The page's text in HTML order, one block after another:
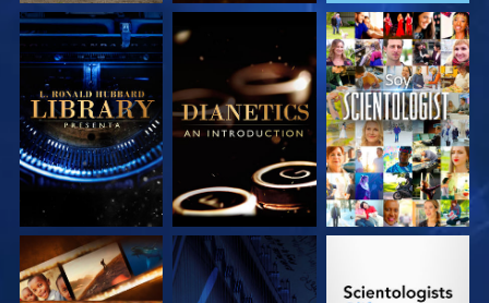
EXPLORA LAS
SERIES
EXPLORA LAS
SERIES
VE